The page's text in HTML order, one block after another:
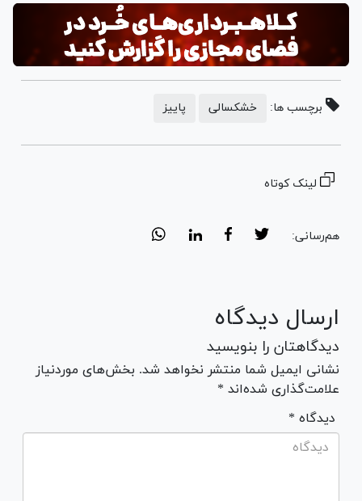
برچسب ها: خشکسالی پاییز
لینک کوتاه
هم‌رسانی:
ارسال دیدگاه
دیدگاهتان را بنویسید
نشانی ایمیل شما منتشر نخواهد شد. بخش‌های موردنیاز
علامت‌گذاری شده‌اند *
* دیدگاه